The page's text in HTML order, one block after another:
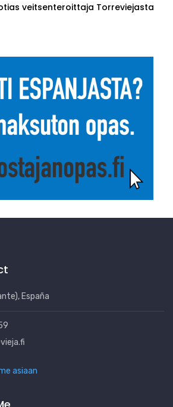
veitsenteroittaja Torreviejasta
España
asiaan